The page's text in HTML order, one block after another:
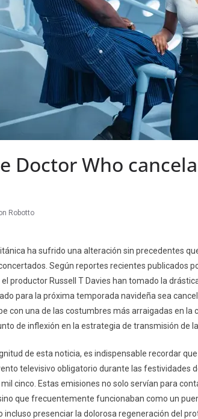
Doctor Who
Robotto
ha sufrido una alteración sin precedentes
Según reportes recientes publicados
el productor Russell T Davies han tomado la
para la próxima temporada navideña sea
con una de las costumbres más arraigadas en la
de inflexión en la estrategia de transmisión de
de esta noticia, es indispensable recordar
televisivo obligatorio durante las festividades
cinco. Estas emisiones no solo servían para
que frecuentemente funcionaban como un
presenciar la dolorosa regeneración del